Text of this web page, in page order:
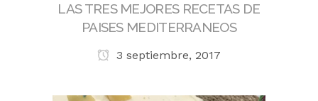
LAS TRES MEJORES RECETAS DE
PAISES MEDITERRANEOS
3 septiembre, 2017